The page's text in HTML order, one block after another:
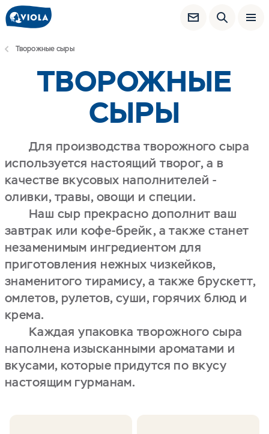
Творожные сыры
ТВОРОЖНЫЕ
СЫРЫ
Для производства творожного сыра
используется настоящий творог, а в
качестве вкусовых наполнителей -
оливки, травы, овощи и специи.
Наш сыр прекрасно дополнит ваш
завтрак или кофе-брейк, а также станет
незаменимым ингредиентом для
приготовления нежных чизкейков,
знаменитого тирамису, а также брускетт,
омлетов, рулетов, суши, горячих блюд и
крема.
Каждая упаковка творожного сыра
наполнена изысканными ароматами и
вкусами, которые придутся по вкусу
настоящим гурманам.